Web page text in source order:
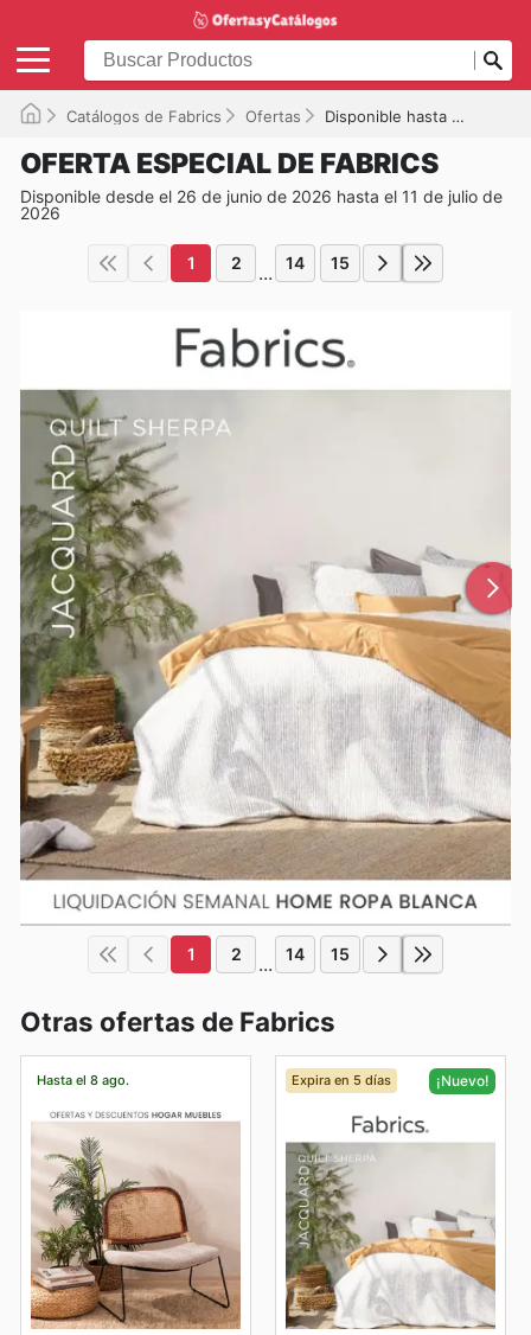
Catálogos de Fabrics Ofertas Disponible hasta el 11-07-2026
OFERTA ESPECIAL DE FABRICS
Disponible desde el 26 de junio de 2026 hasta el 11 de julio de
2026
1 2 ... 14 15
1 2 ... 14 15
Otras ofertas de Fabrics
Hasta el 8 ago. Expira en 5 días ¡Nuevo!